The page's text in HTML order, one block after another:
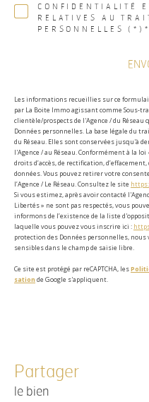
CONFIDENTIALITÉ
RELATIVES AU
PERSONNELLES (*)*
Les informations recueillies sur ce
par La Boite Immo agissant comme Sous-
clientèle/prospects de l'Agence / du
Données personnelles. La base légale du
du Réseau. Elles sont conservées jusqu'à
l'Agence / au Réseau. Conformément à la
droits d’accès, de rectification,
données. Vous pouvez retirer votre
l’Agence / Le Réseau. Consultez le site
Si vous estimez, après avoir contacté
Libertés » ne sont pas respectés, vous
informons de l’existence de la liste
laquelle vous pouvez vous inscrire ici :
protection des Données personnelles,
sensibles dans le champ de saisie libre.
Ce site est protégé par reCAPTCHA, les
sation de Google s'appliquent.
partager
le bien